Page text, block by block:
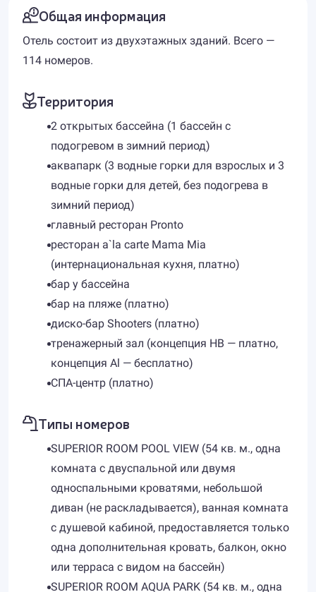
Общая информация
Отель состоит из двухэтажных зданий. Всего —
114 номеров.
Территория
2 открытых бассейна (1 бассейн с
подогревом в зимний период)
аквапарк (3 водные горки для взрослых и 3
водные горки для детей, без подогрева в
зимний период)
главный ресторан Pronto
ресторан a`la carte Mama Mia
(интернациональная кухня, платно)
бар у бассейна
бар на пляже (платно)
диско-бар Shooters (платно)
тренажерный зал (концепция HB — платно,
концепция Al — бесплатно)
СПА-центр (платно)
Типы номеров
SUPERIOR ROOM POOL VIEW (54 кв. м., одна
комната с двуспальной или двумя
односпальными кроватями, небольшой
диван (не раскладывается), ванная комната
с душевой кабиной, предоставляется только
одна дополнительная кровать, балкон, окно
или терраса с видом на бассейн)
SUPERIOR ROOM AQUA PARK (54 кв. м., одна